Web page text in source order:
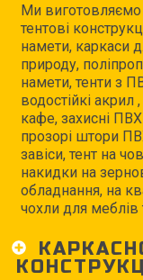
Ми виготовляємо
тентові
намети, каркаси
природу,
намети, тенти з
водостійкі акрил
кафе, захисні
прозорі штори
завіси, тент на
накидки на
обладнання, на
чохли для меблів